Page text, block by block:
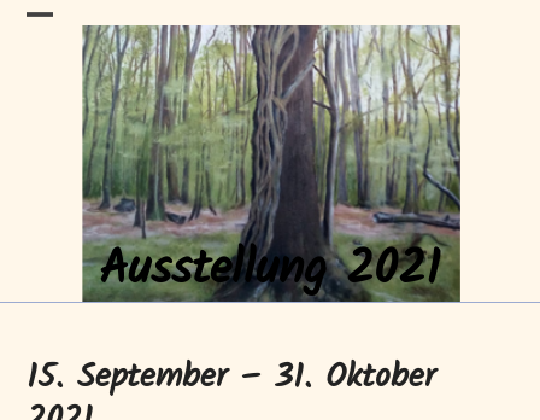
Skip
HAFENGALERIE
Neustrelitz
Open
mobile
menu
Close
mobile
menu
Ausstellung 2021
15. September – 31. Oktober